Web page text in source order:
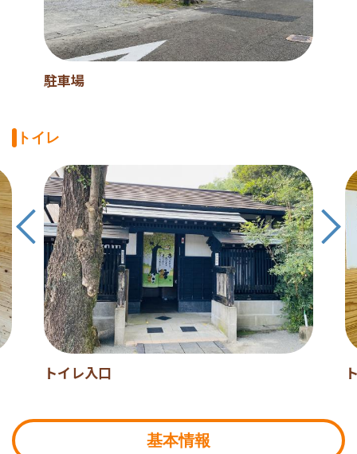
駐車場
トイレ
トイレ入口
基本情報